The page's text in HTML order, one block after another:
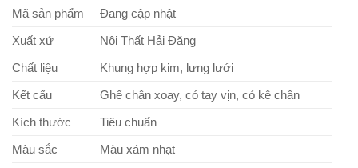
Mã sản phẩm
Đang cập nhật
Xuất xứ
Nội Thất Hải Đăng
Chất liệu
Khung hợp kim, lưng lưới
Kết cấu
Ghế chân xoay, có tay vịn, có kê chân
Kích thước
Tiêu chuẩn
Màu sắc
Màu xám nhạt